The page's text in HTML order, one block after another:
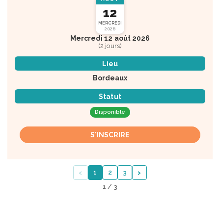
12
MERCREDI
2026
Mercredi 12 août 2026
(2 jours)
Lieu
Bordeaux
Statut
Disponible
S'INSCRIRE
‹ 1 2 3 ›
1 / 3